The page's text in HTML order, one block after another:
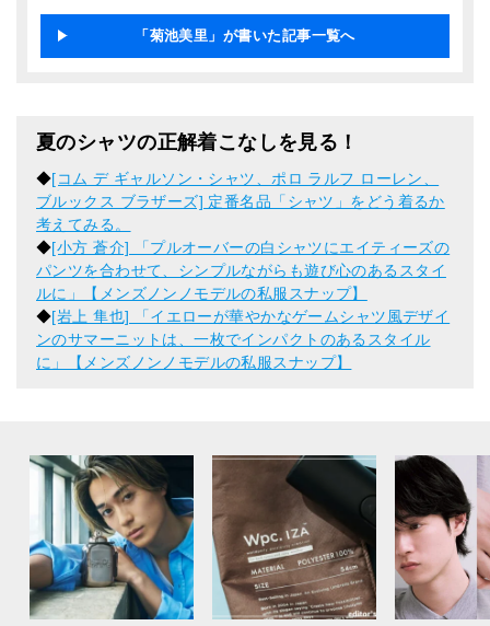
「菊池美里」が書いた記事一覧へ
夏のシャツの正解着こなしを見る！
◆[コム デ ギャルソン・シャツ、ポロ ラルフ ローレン、
ブルックス ブラザーズ] 定番名品「シャツ」をどう着るか
考えてみる。
◆[小方 蒼介] 「プルオーバーの白シャツにエイティーズの
パンツを合わせて、シンプルながらも遊び心のあるスタイ
ルに」【メンズノンノモデルの私服スナップ】
◆[岩上 隼也] 「イエローが華やかなゲームシャツ風デザイ
ンのサマーニットは、一枚でインパクトのあるスタイル
に」【メンズノンノモデルの私服スナップ】